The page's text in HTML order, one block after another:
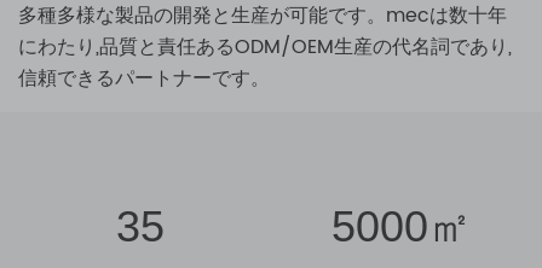
多種多様な製品の開発と生産が可能です。mecは数十年
にわたり,品質と責任あるODM/OEM生産の代名詞であり,
信頼できるパートナーです。
35 5000㎡